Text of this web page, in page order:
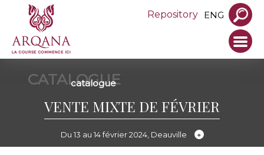
Repository ENG
CATALOGUE
catalogue
VENTE MIXTE DE FÉVRIER
Du 13 au 14 février 2024, Deauville